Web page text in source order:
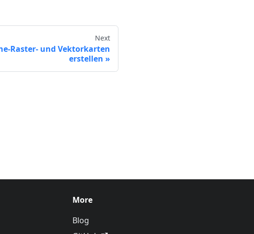
Next
Raster- und Vektorkarten
erstellen
More
Blog